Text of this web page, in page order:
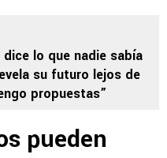
lo que nadie sabía
su futuro lejos de
propuestas”
pueden